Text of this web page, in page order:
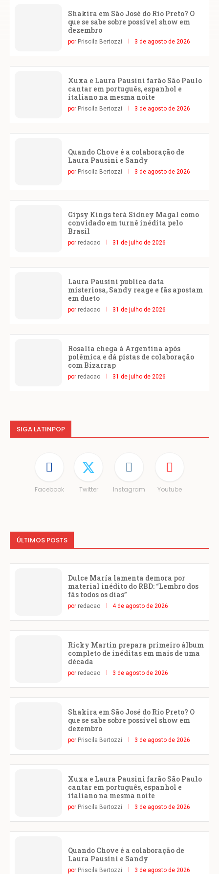
Shakira em São José do Rio Preto? O
que se sabe sobre possível show em
dezembro
por Priscila Bertozzi 3 de agosto de 2026
Xuxa e Laura Pausini farão São Paulo
cantar em português, espanhol e
italiano na mesma noite
por Priscila Bertozzi 3 de agosto de 2026
Quando Chove é a colaboração de
Laura Pausini e Sandy
por Priscila Bertozzi 3 de agosto de 2026
Gipsy Kings terá Sidney Magal como
convidado em turnê inédita pelo
Brasil
por redacao 31 de julho de 2026
Laura Pausini publica data
misteriosa, Sandy reage e fãs apostam
em dueto
por redacao 31 de julho de 2026
Rosalía chega à Argentina após
polêmica e dá pistas de colaboração
com Bizarrap
por redacao 31 de julho de 2026
SIGA LATINPOP
Facebook Twitter Instagram Youtube
ÚLTIMOS POSTS
Dulce María lamenta demora por
material inédito do RBD: “Lembro dos
fãs todos os dias”
por redacao 4 de agosto de 2026
Ricky Martin prepara primeiro álbum
completo de inéditas em mais de uma
década
por redacao 3 de agosto de 2026
Shakira em São José do Rio Preto? O
que se sabe sobre possível show em
dezembro
por Priscila Bertozzi 3 de agosto de 2026
Xuxa e Laura Pausini farão São Paulo
cantar em português, espanhol e
italiano na mesma noite
por Priscila Bertozzi 3 de agosto de 2026
Quando Chove é a colaboração de
Laura Pausini e Sandy
por Priscila Bertozzi 3 de agosto de 2026